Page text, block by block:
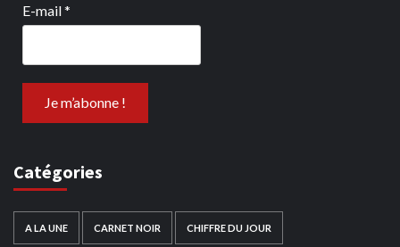
E-mail*
Catégories
A LA UNE CARNET NOIR CHIFFRE DU JOUR